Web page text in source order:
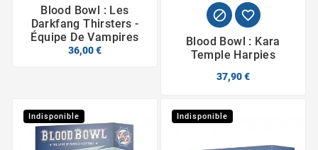
Blood Bowl : Les
Darkfang Thirsters -
Équipe De Vampires
36,00 €
 
Blood Bowl : Kara
Temple Harpies
37,90 €
Indisponible Indisponible